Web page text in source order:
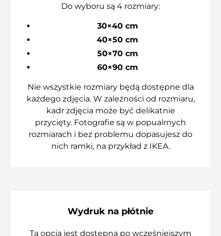
Do wyboru są 4 rozmiary:
30×40 cm
40×50 cm
50×70 cm
60×90 cm
Nie wszystkie rozmiary będą dostępne dla
każdego zdjęcia. W zależności od rozmiaru,
kadr zdjęcia może być delikatnie
przycięty. Fotografie są w popualrnych
rozmiarach i bez problemu dopasujesz do
nich ramki, na przykład z IKEA.
Wydruk na płótnie
Ta opcja jest dostępna po wcześniejszym